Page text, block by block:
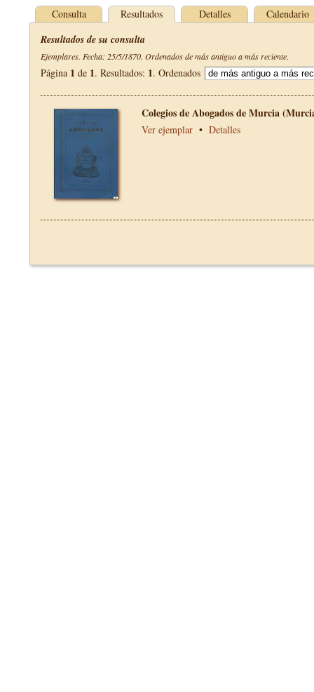
Consulta Resultados Detalles Calendario
Resultados de su consulta
Ejemplares. Fecha: 25/5/1870. Ordenados de más antiguo a más reciente.
Página 1 de 1. Resultados: 1. Ordenados
Colegios de Abogados de Murcia
Ver ejemplar • Detalles